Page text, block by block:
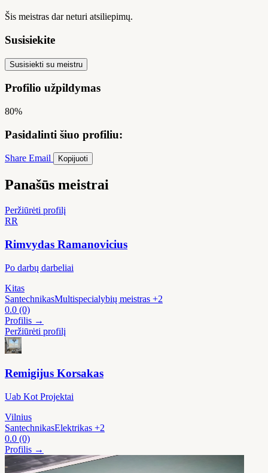
Šis meistras dar neturi atsiliepimų.
Susisiekite
Susisiekti su meistru
Profilio užpildymas
80%
Pasidalinti šiuo profiliu:
Share Email Kopijuoti
Panašūs meistrai
Peržiūrėti profilį
RR
Rimvydas Ramanovicius
Po darbų darbeliai
Kitas
SantechnikasMultispecialybių meistras +2
0.0 (0)
Profilis →
Peržiūrėti profilį
Remigijus Korsakas
Uab Kot Projektai
Vilnius
SantechnikasElektrikas +2
0.0 (0)
Profilis →